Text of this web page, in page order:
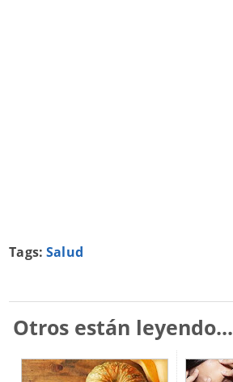
Tags:Salud
Otros están leyendo...